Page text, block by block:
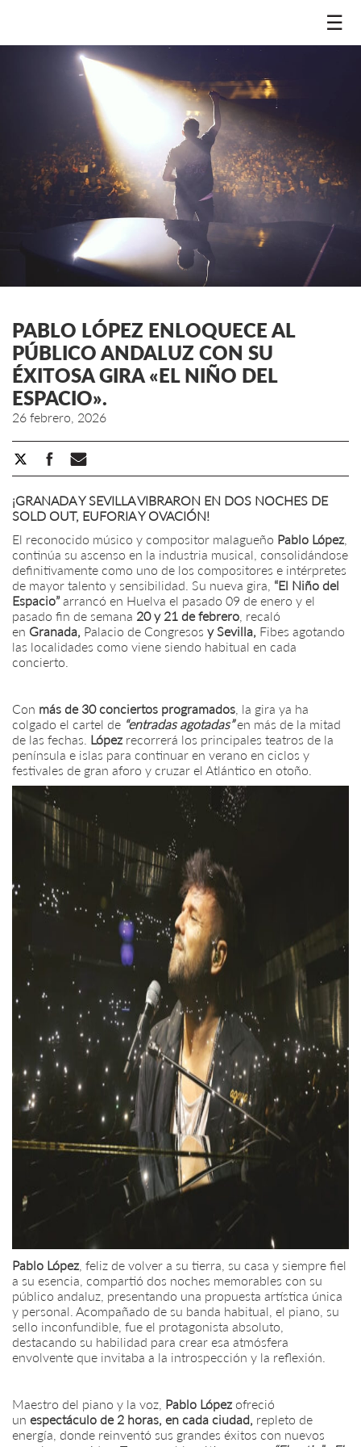
☰
PABLO LÓPEZ ENLOQUECE AL
PÚBLICO ANDALUZ CON SU
ÉXITOSA GIRA «EL NIÑO DEL
ESPACIO».
26 febrero, 2026
¡GRANADA Y SEVILLA VIBRARON EN DOS NOCHES DE
SOLD OUT, EUFORIA Y OVACIÓN!
El reconocido músico y compositor malagueño Pablo López,
continúa su ascenso en la industria musical, consolidándose
definitivamente como uno de los compositores e intérpretes
de mayor talento y sensibilidad. Su nueva gira, “El Niño del
Espacio” arrancó en Huelva el pasado 09 de enero y el
pasado fin de semana 20 y 21 de febrero , recaló
en Granada, Palacio de Congresos y Sevilla, Fibes agotando
las localidades como viene siendo habitual en cada
concierto.
Con más de 30 conciertos programados , la gira ya ha
colgado el cartel de “entradas agotadas”en más de la mitad
de las fechas. Lópezrecorrerá los principales teatros de la
península e islas para continuar en verano en ciclos y
festivales de gran aforo y cruzar el Atlántico en otoño.
Pablo López, feliz de volver a su tierra, su casa y siempre fiel
a su esencia, compartió dos noches memorables con su
público andaluz, presentando una propuesta artística única
y personal. Acompañado de su banda habitual, el piano, su
sello inconfundible, fue el protagonista absoluto,
destacando su habilidad para crear esa atmósfera
envolvente que invitaba a la introspección y la reflexión.
Maestro del piano y la voz, Pablo Lópezofreció
un espectáculo de 2 horas, en cada ciudad, repleto de
energía, donde reinventó sus grandes éxitos con nuevos